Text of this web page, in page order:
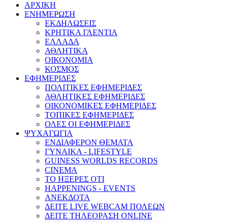
ΑΡΧΙΚΗ
ΕΝΗΜΕΡΩΣΗ
ΕΚΔΗΛΩΣΕΙΣ
ΚΡΗΤΙΚΑ ΓΛΕΝΤΙΑ
ΕΛΛΑΔΑ
ΑΘΛΗΤΙΚΑ
ΟΙΚΟΝΟΜΙΑ
ΚΟΣΜΟΣ
ΕΦΗΜΕΡΙΔΕΣ
ΠΟΛΙΤΙΚΕΣ ΕΦΗΜΕΡΙΔΕΣ
ΑΘΛΗΤΙΚΕΣ ΕΦΗΜΕΡΙΔΕΣ
ΟΙΚΟΝΟΜΙΚΕΣ ΕΦΗΜΕΡΙΔΕΣ
ΤΟΠΙΚΕΣ ΕΦΗΜΕΡΙΔΕΣ
ΟΛΕΣ ΟΙ ΕΦΗΜΕΡΙΔΕΣ
ΨΥΧΑΓΩΓΙΑ
ΕΝΔΙΑΦΕΡΟΝ ΘΕΜΑΤΑ
ΓΥΝΑΙΚΑ - LIFESTYLE
GUINESS WORLDS RECORDS
CINEMA
ΤΟ ΗΞΕΡΕΣ ΟΤΙ
HAPPENINGS - EVENTS
ΑΝΕΚΔΟΤΑ
ΔΕΙΤΕ LIVE WEBCAM ΠΟΛΕΩΝ
ΔΕΙΤΕ ΤΗΛΕΟΡΑΣΗ ONLINE